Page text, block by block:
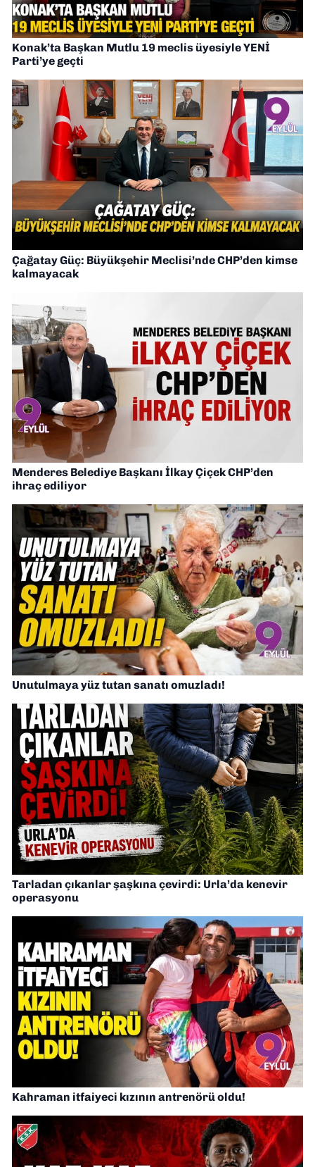
Konak’ta Başkan Mutlu 19 meclis üyesiyle YENİ
Parti’ye geçti
Çağatay Güç: Büyükşehir Meclisi’nde CHP’den kimse
kalmayacak
Menderes Belediye Başkanı İlkay Çiçek CHP’den
ihraç ediliyor
Unutulmaya yüz tutan sanatı omuzladı!
Tarladan çıkanlar şaşkına çevirdi: Urla’da kenevir
operasyonu
Kahraman itfaiyeci kızının antrenörü oldu!